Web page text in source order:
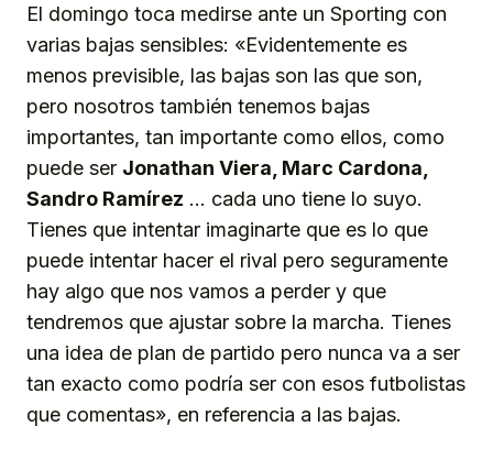
El domingo toca medirse ante un Sporting con
varias bajas sensibles: «Evidentemente es
menos previsible, las bajas son las que son,
pero nosotros también tenemos bajas
importantes, tan importante como ellos, como
puede ser Jonathan Viera, Marc Cardona,
Sandro Ramírez … cada uno tiene lo suyo.
Tienes que intentar imaginarte que es lo que
puede intentar hacer el rival pero seguramente
hay algo que nos vamos a perder y que
tendremos que ajustar sobre la marcha. Tienes
una idea de plan de partido pero nunca va a ser
tan exacto como podría ser con esos futbolistas
que comentas», en referencia a las bajas.